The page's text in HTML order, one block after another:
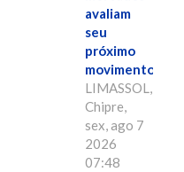
avaliam
seu
próximo
movimento.
LIMASSOL,
Chipre,
sex, ago 7
2026
07:48